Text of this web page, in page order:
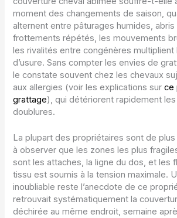
moment des changements de saison,
alternent entre pâturages humides,
frottements répétés, les mouvements
les rivalités entre congénères multiplient
d’usure. Sans compter les envies de
le constate souvent chez les chevaux
aux allergies (voir les explications surce
grattage), qui détériorent rapidement
doublures.
La plupart des propriétaires sont de
à observer que les zones les plus
sont les attaches, la ligne du dos, et les
tissu est soumis à la tension maximale.
inoubliable reste l’anecdote de ce
retrouvait systématiquement la
déchirée au même endroit, semaine